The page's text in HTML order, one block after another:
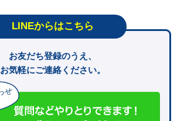
LINEからはこちら
お友だち登録のうえ、
お気軽にご連絡ください。